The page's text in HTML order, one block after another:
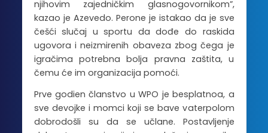
njihovim zajedničkim glasnogovornikom”,
kazao je Azevedo. Perone je istakao da je sve
češći slučaj u sportu da dođe do raskida
ugovora i neizmirenih obaveza zbog čega je
igračima potrebna bolja pravna zaštita, u
čemu će im organizacija pomoći.
Prve godien članstvo u WPO je besplatnoa, a
sve devojke i momci koji se bave vaterpolom
dobrodošli su da se učlane. Postavljenje